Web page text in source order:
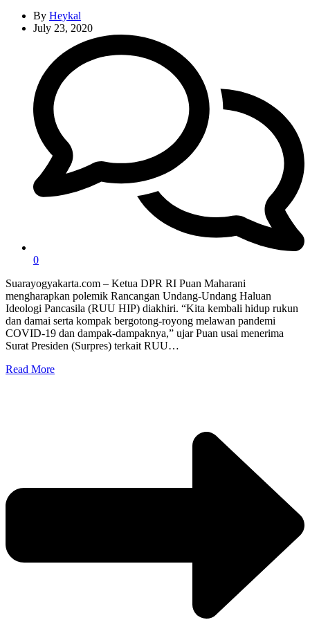
By Heykal
July 23, 2020
0
Suarayogyakarta.com – Ketua DPR RI Puan Maharani
mengharapkan polemik Rancangan Undang-Undang Haluan
Ideologi Pancasila (RUU HIP) diakhiri. “Kita kembali hidup rukun
dan damai serta kompak bergotong-royong melawan pandemi
COVID-19 dan dampak-dampaknya,” ujar Puan usai menerima
Surat Presiden (Surpres) terkait RUU…
Read More